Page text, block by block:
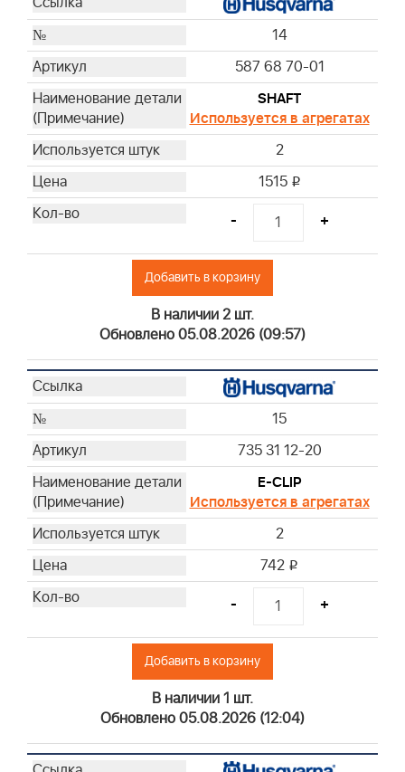
14
587 68 70-01
SHAFT
Используется в агрегатах
2
1515 i
- +
Добавить в корзину
В наличии 2 шт.
Обновлено 05.08.2026 (09:57)
15
735 31 12-20
E-CLIP
Используется в агрегатах
2
742 i
- +
Добавить в корзину
В наличии 1 шт.
Обновлено 05.08.2026 (12:04)